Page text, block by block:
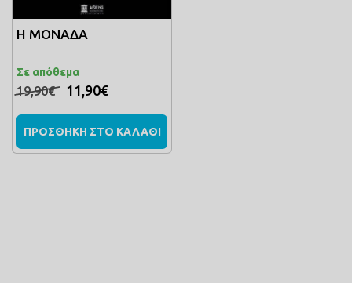
Η ΜΟΝΑΔΑ
Σε απόθεμα
19,90€ 11,90€
ΠΡΟΣΘΗΚΗ ΣΤΟ ΚΑΛΑΘΙ